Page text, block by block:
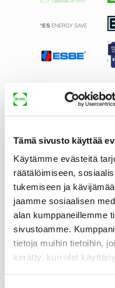
Tämä sivusto käyttää
Käytämme evästeitä
räätälöimiseen,
tukemiseen ja
jaamme sosiaalisen
alan kumppaneillemme
sivustoamme.
tietoja muihin tietoihin,
kerätty, kun olet